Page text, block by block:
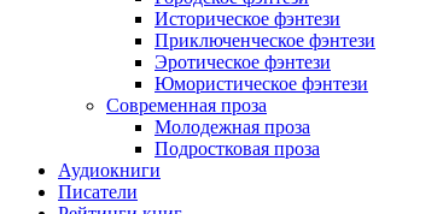
Историческое фэнтези
Приключенческое фэнтези
Эротическое фэнтези
Юмористическое фэнтези
Современная проза
Молодежная проза
Подростковая проза
Аудиокниги
Писатели